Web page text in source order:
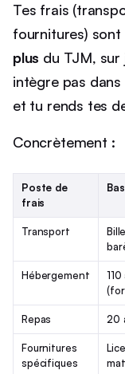
Tes frais
fournitures)
plus du TJM,
intègre pas
et tu rends tes
Concrètement :
Poste de
frais
Transport
Hébergement
Repas 20
Fournitures
spécifiques